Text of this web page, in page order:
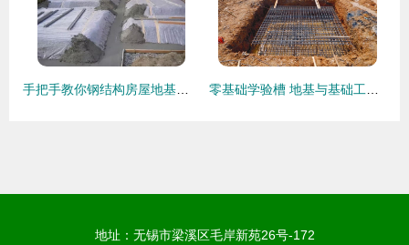
手把手教你钢结构房屋地基回填实操讲解 零基础学验槽 地基与基础工程施工的核心检查要点
地址：无锡市梁溪区毛岸新苑26号-172